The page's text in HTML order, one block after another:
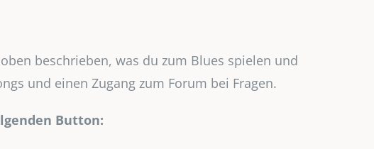
beschrieben, was du zum Blues spielen und
und einen Zugang zum Forum bei Fragen.
Button: